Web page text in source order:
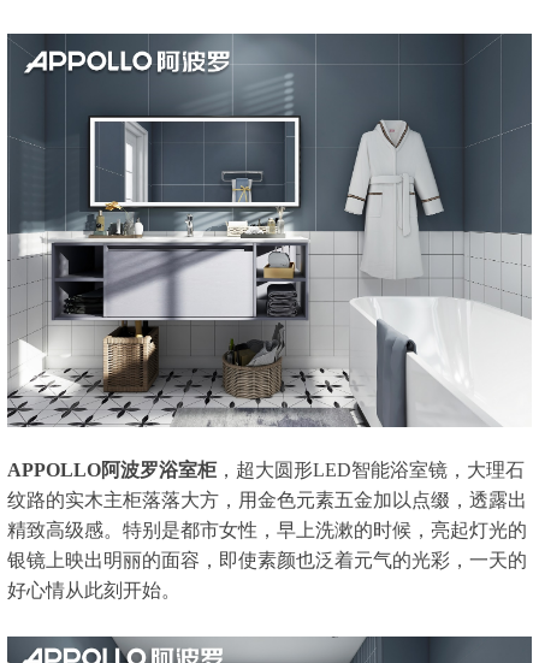
APPOLLO阿波罗浴室柜，超大圆形LED智能浴室镜，大理石
纹路的实木主柜落落大方，用金色元素五金加以点缀，透露出
精致高级感。特别是都市女性，早上洗漱的时候，亮起灯光的
银镜上映出明丽的面容，即使素颜也泛着元气的光彩，一天的
好心情从此刻开始。